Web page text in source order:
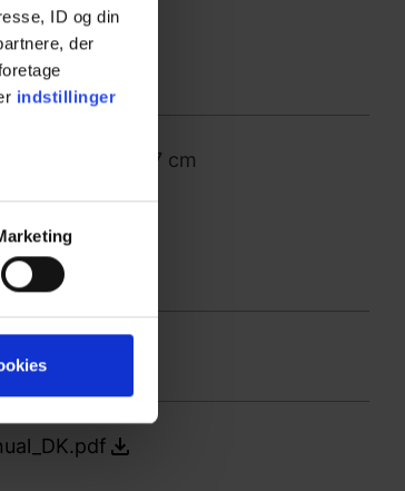
ID og din
der
indstillinger
analysere
medier,
du har givet
Mobilio med 7 cm